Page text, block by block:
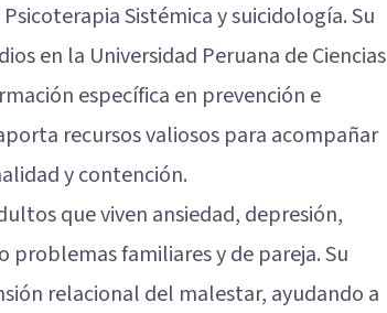
Sistémica y suicidología. Su
en la Universidad Peruana de Ciencias
específica en prevención e
recursos valiosos para acompañar
y contención.
que viven ansiedad, depresión,
familiares y de pareja. Su
relacional del malestar, ayudando a